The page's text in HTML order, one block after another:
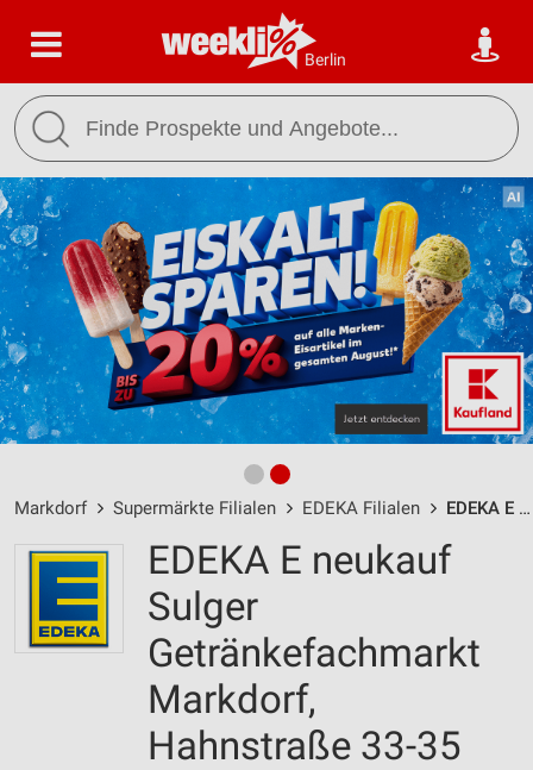
Berlin
Markdorf Supermärkte Filialen EDEKA Filialen EDEKA E neukauf Sulger Getränkefachmarkt Markdorf / Hahnstraße 33-35 - Öffnungszeiten & Adresse
EDEKA E neukauf
Sulger
Getränkefachmarkt
Markdorf,
Hahnstraße 33-35